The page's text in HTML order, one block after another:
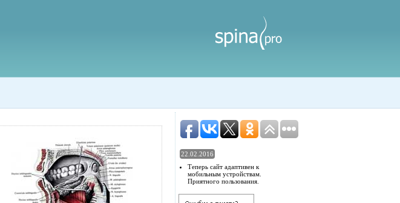
22.02.2016
Теперь сайт адаптивен к
мобильным устройствам.
Приятного пользования.